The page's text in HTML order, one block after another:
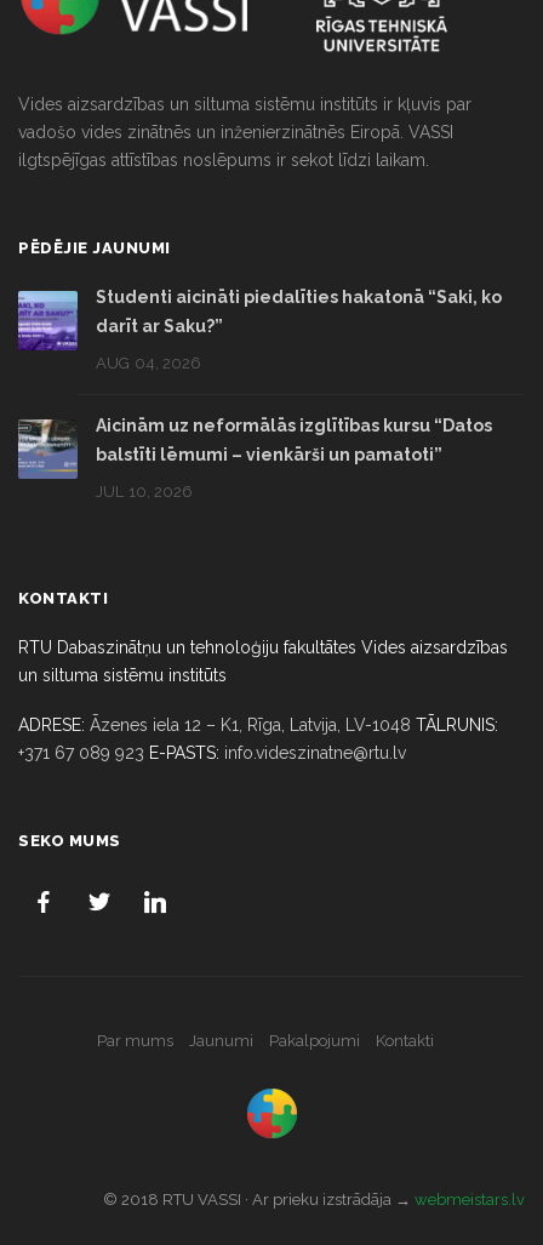
Vides aizsardzības un siltuma sistēmu institūts ir kļuvis par
vadošo vides zinātnēs un inženierzinātnēs Eiropā. VASSI
ilgtspējīgas attīstības noslēpums ir sekot līdzi laikam.
PĒDĒJIE JAUNUMI
Studenti aicināti piedalīties hakatonā “Saki, ko
darīt ar Saku?”
AUG 04, 2026
Aicinām uz neformālās izglītības kursu “Datos
balstīti lēmumi – vienkārši un pamatoti”
JUL 10, 2026
KONTAKTI
RTU Dabaszinātņu un tehnoloģiju fakultātes Vides aizsardzības
un siltuma sistēmu institūts
ADRESE: Āzenes iela 12 – K1, Rīga, Latvija, LV-1048 TĀLRUNIS:
+371 67 089 923 E-PASTS: info.videszinatne@rtu.lv
SEKO MUMS
Par mums Jaunumi Pakalpojumi Kontakti
© 2018 RTU VASSI · Ar prieku izstrādāja → webmeistars.lv